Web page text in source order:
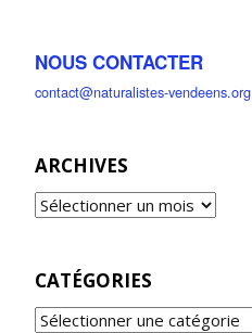
NOUS CONTACTER
contact@naturalistes-vendeens.org
ARCHIVES
CATÉGORIES